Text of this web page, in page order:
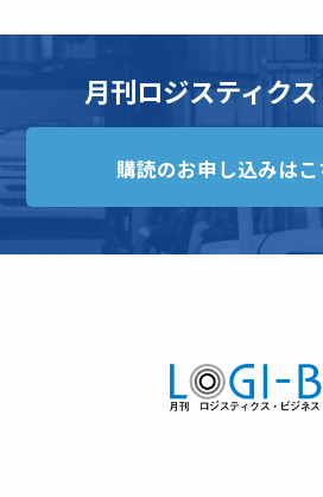
月刊ロジスティク
購読のお申し込みはこ